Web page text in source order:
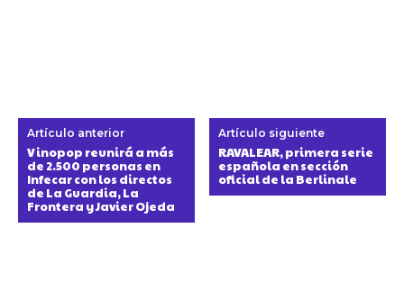
Artículo anterior
Vinopop reunirá a más
de 2.500 personas en
Infecar con los directos
de La Guardia, La
Frontera y Javier Ojeda
Artículo siguiente
RAVALEAR, primera serie
española en sección
oficial de la Berlinale